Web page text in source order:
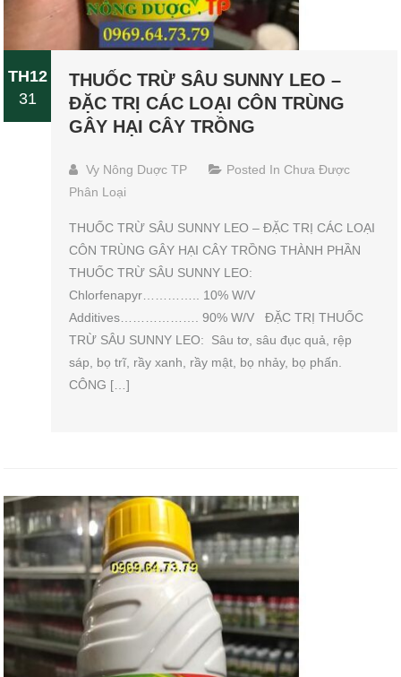
TH12
31
THUỐC TRỪ SÂU SUNNY LEO –
ĐẶC TRỊ CÁC LOẠI CÔN TRÙNG
GÂY HẠI CÂY TRỒNG
Vy Nông Duợc TP Posted In Chưa Được
Phân Loại
THUỐC TRỪ SÂU SUNNY LEO – ĐẶC TRỊ CÁC LOẠI
CÔN TRÙNG GÂY HẠI CÂY TRỒNG THÀNH PHẦN
THUỐC TRỪ SÂU SUNNY LEO:
Chlorfenapyr………….. 10% W/V
Additives………………. 90% W/V ĐẶC TRỊ THUỐC
TRỪ SÂU SUNNY LEO: Sâu tơ, sâu đục quả, rệp
sáp, bọ trĩ, rầy xanh, rầy mật, bọ nhảy, bọ phấn.
CÔNG […]